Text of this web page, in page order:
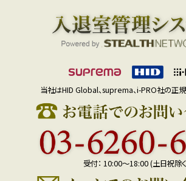
当社はHID Global、suprema、i-PRO社の正
受付： 10:00～18:00 (土日祝除